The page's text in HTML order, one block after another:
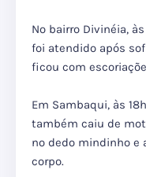
No bairro Divinéia,
foi atendido após
ficou com
Em Sambaqui, às
também caiu de
no dedo mindinho e
corpo.